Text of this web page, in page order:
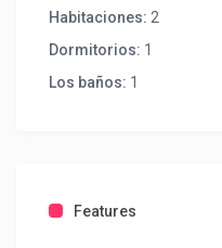
Habitaciones: 2
Dormitorios: 1
Los baños: 1
Features